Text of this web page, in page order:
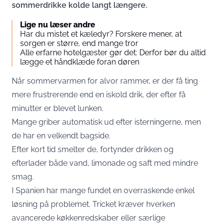
sommerdrikke kolde langt længere.
Lige nu læser andre
Har du mistet et kæledyr? Forskere mener, at
sorgen er større, end mange tror
Alle erfarne hotelgæster gør det: Derfor bør du altid
lægge et håndklæde foran døren
Når sommervarmen for alvor rammer, er der få ting
mere frustrerende end en iskold drik, der efter få
minutter er blevet lunken.
Mange griber automatisk ud efter isterningerne, men
de har en velkendt bagside.
Efter kort tid smelter de, fortynder drikken og
efterlader både vand, limonade og saft med mindre
smag.
I Spanien har mange fundet en overraskende enkel
løsning på problemet. Tricket kræver hverken
avancerede køkkenredskaber eller særlige